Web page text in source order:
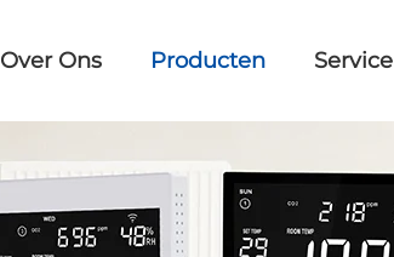
Over Ons Producten Service